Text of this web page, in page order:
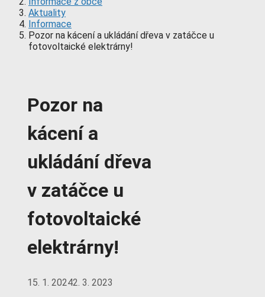
Aktuality
Informace
Pozor na kácení a ukládání dřeva v zatáčce u
fotovoltaické elektrárny!
Pozor na
kácení a
ukládání dřeva
v zatáčce u
fotovoltaické
elektrárny!
15. 1. 20242. 3. 2023